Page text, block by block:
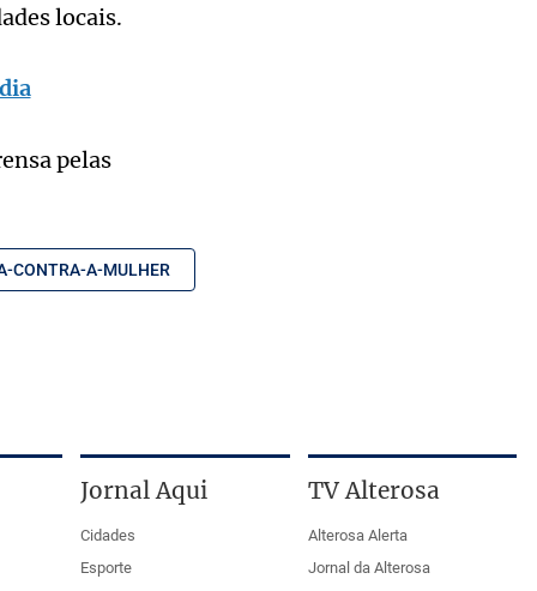
locais.
pelas
CONTRA-A-MULHER
Jornal Aqui
Cidades
Esporte
TV Alterosa
Alterosa Alerta
Jornal da Alterosa